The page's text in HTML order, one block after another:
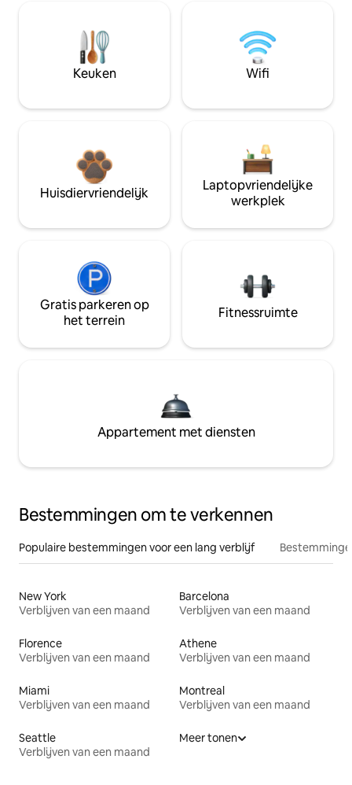
Keuken Wifi
Huisdiervriendelijk
Laptopvriendelijke
werkplek
Gratis parkeren op
het terrein
Fitnessruimte
Appartement met diensten
Bestemmingen om te verkennen
Populaire bestemmingen voor een lang verblijf
New York
Verblijven van een maand
Barcelona
Verblijven van een maand
Florence
Verblijven van een maand
Athene
Verblijven van een maand
Miami
Verblijven van een maand
Montreal
Verblijven van een maand
Seattle
Verblijven van een maand
Meer tonen